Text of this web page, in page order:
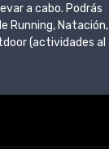
a cabo. Podrás
Running, Natación,
(actividades al